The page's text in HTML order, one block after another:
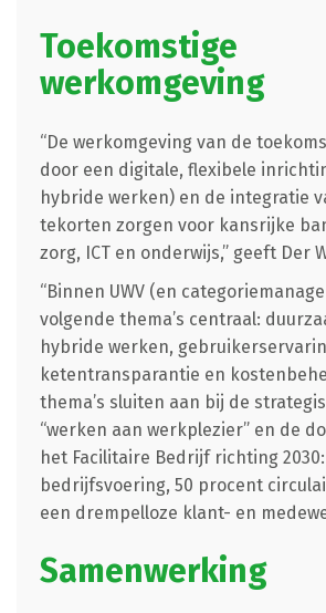
Toekomstige
werkomgeving
“De werkomgeving van de
door een digitale, flexibele
hybride werken) en de integratie
tekorten zorgen voor kansrijke
zorg, ICT en onderwijs,” geeft Der
“Binnen UWV (en
volgende thema’s centraal:
hybride werken,
ketentransparantie en
thema’s sluiten aan bij de
“werken aan werkplezier” en de
het Facilitaire Bedrijf richting
bedrijfsvoering, 50 procent
een drempelloze klant- en
Samenwerking